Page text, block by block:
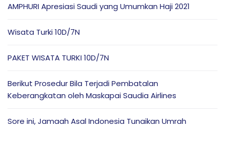
AMPHURI Apresiasi Saudi yang Umumkan Haji 2021
Wisata Turki 10D/7N
PAKET WISATA TURKI 10D/7N
Berikut Prosedur Bila Terjadi Pembatalan
Keberangkatan oleh Maskapai Saudia Airlines
Sore ini, Jamaah Asal Indonesia Tunaikan Umrah